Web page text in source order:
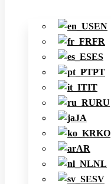
EN
FR
ES
PT
IT
RU
JA
KO
AR
NL
SV